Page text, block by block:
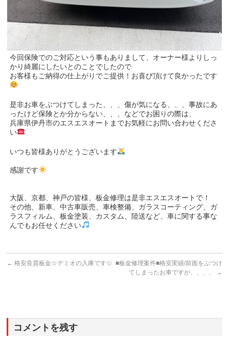
今回保険でのご対応という事もありまして、オーナー様よりしっ
かり綺麗にしたいとのことでしたので
お客様もご納得の仕上がりでご提供！お喜び頂けて良かったです
是非お車をぶつけてしまった、、、傷が気になる、、、事故にあ
ったけど保険とか分からない、、、などでお困りの際は、
兵庫県伊丹市のエスエスオートまでお気軽にお問い合わせくださ
い
いつも皆様ありがとうございます
感謝です
大阪、京都、神戸の皆様、板金修理は是非エスエスオートで！
その他、新車、中古車販売、車検整備、ガラスコーティング、ガ
ラスフィルム、板金塗装、カスタム、陸送など、車に関する事な
んでもお任せください
← 格安良質板金☆デミオの入庫です☆ ■板金修理案件■格安実績/前面をぶつけ
てしまったお車ですが、、、、
→
コメントを残す